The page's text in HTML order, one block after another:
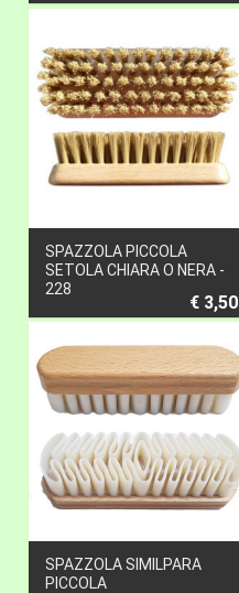
SPAZZOLA PICCOLA
SETOLA CHIARA O NERA -
228
€ 3,50
SPAZZOLA SIMILPARA
PICCOLA